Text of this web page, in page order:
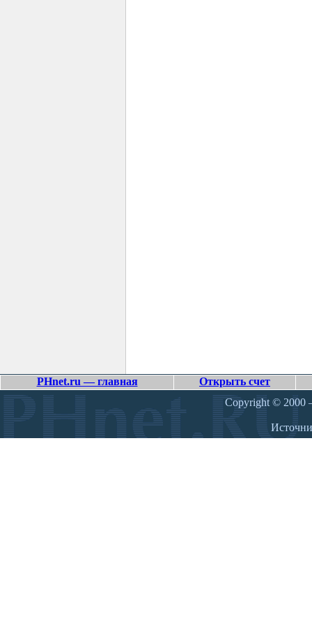
PHnet.ru — главная
Открыть счет
Copyright © 2000